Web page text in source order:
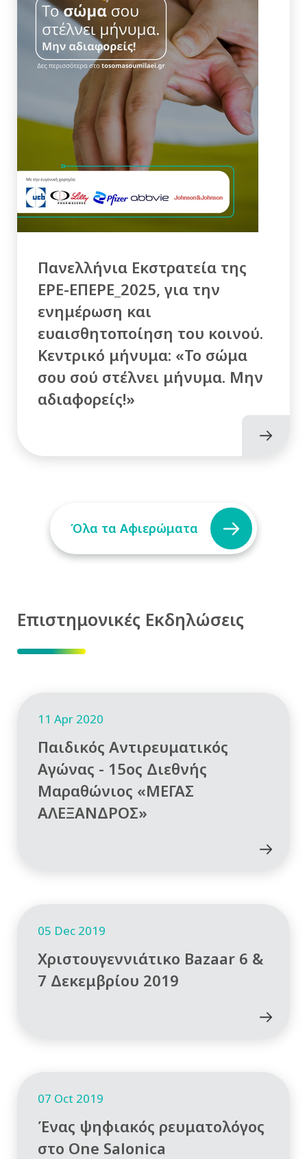
Πανελλήνια Εκστρατεία της
ΕΡΕ-ΕΠΕΡΕ_2025, για την
ενημέρωση και
ευαισθητοποίηση του κοινού.
Κεντρικό μήνυμα: «Το σώμα
σου σού στέλνει μήνυμα. Μην
αδιαφορείς!»
Όλα τα Αφιερώματα
Επιστημονικές Εκδηλώσεις
11 Apr 2020
Παιδικός Αντιρευματικός
Αγώνας - 15ος Διεθνής
Μαραθώνιος «ΜΕΓΑΣ
ΑΛΕΞΑΝΔΡΟΣ»
05 Dec 2019
Χριστουγεννιάτικο Bazaar 6 &
7 Δεκεμβρίου 2019
07 Oct 2019
Ένας ψηφιακός ρευματολόγος
στο One Salonica